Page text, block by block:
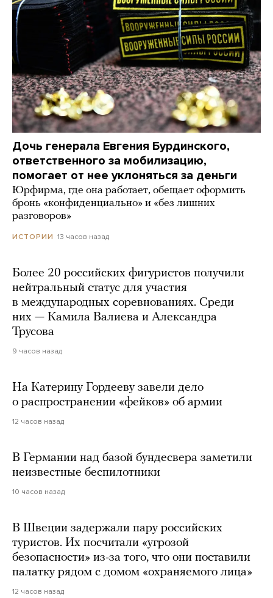
Дочь генерала Евгения Бурдинского,
ответственного за мобилизацию,
помогает от нее уклоняться за деньги
Юрфирма, где она работает, обещает оформить
бронь «конфиденциально» и «без лишних
разговоров»
ИСТОРИИ 13 часов назад
Более 20 российских фигуристов получили
нейтральный статус для участия
в международных соревнованиях. Среди
них — Камила Валиева и Александра
Трусова
9 часов назад
На Катерину Гордееву завели дело
о распространении «фейков» об армии
12 часов назад
В Германии над базой бундесвера заметили
неизвестные беспилотники
10 часов назад
В Швеции задержали пару российских
туристов. Их посчитали «угрозой
безопасности» из-за того, что они поставили
палатку рядом с домом «охраняемого лица»
12 часов назад